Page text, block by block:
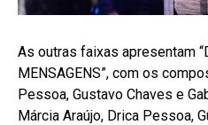
As outras faixas apresentam
MENSAGENS”, com os
Pessoa, Gustavo Chaves e
Márcia Araújo, Drica Pessoa,